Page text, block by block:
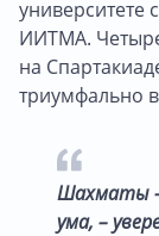
университете
ИИТМА.
на
триумфально
Шахматы
ума, –